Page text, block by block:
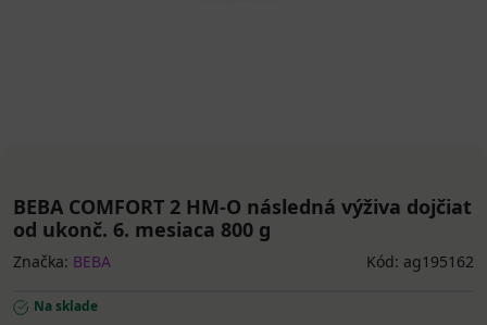
BEBA COMFORT 2 HM-O následná výživa dojčiat
od ukonč. 6. mesiaca 800 g
Značka: BEBA Kód: ag195162
Na sklade